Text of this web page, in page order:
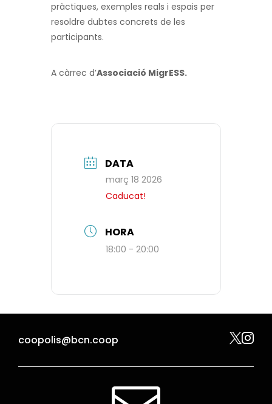
pràctiques, exemples reals i espais per
resoldre dubtes concrets de les
participants.
A càrrec d’Associació MigrESS.
DATA
març 18 2026
Caducat!
HORA
18:00 - 20:00
coopolis@bcn.coop 